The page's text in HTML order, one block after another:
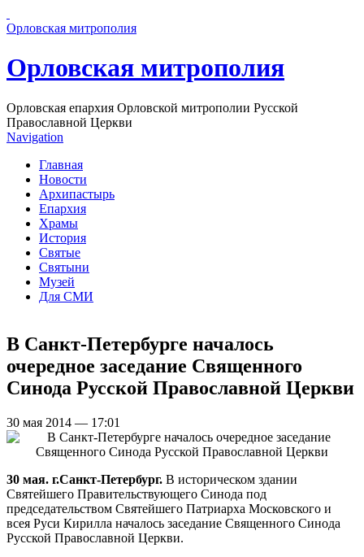
Орловская митрополия
Орловская митрополия
Орловская епархия Орловской митрополии Русской
Православной Церкви
Navigation
Главная
Новости
Архипастырь
Епархия
Храмы
История
Святые
Святыни
Музей
Для СМИ
В Санкт-Петербурге началось
очередное заседание Священного
Синода Русской Православной Церкви
30 мая 2014 — 17:01
30 мая. г.Санкт-Петербург. В историческом здании
Святейшего Правительствующего Синода под
председательством Святейшего Патриарха Московского и
всея Руси Кирилла началось заседание Священного Синода
Русской Православной Церкви.